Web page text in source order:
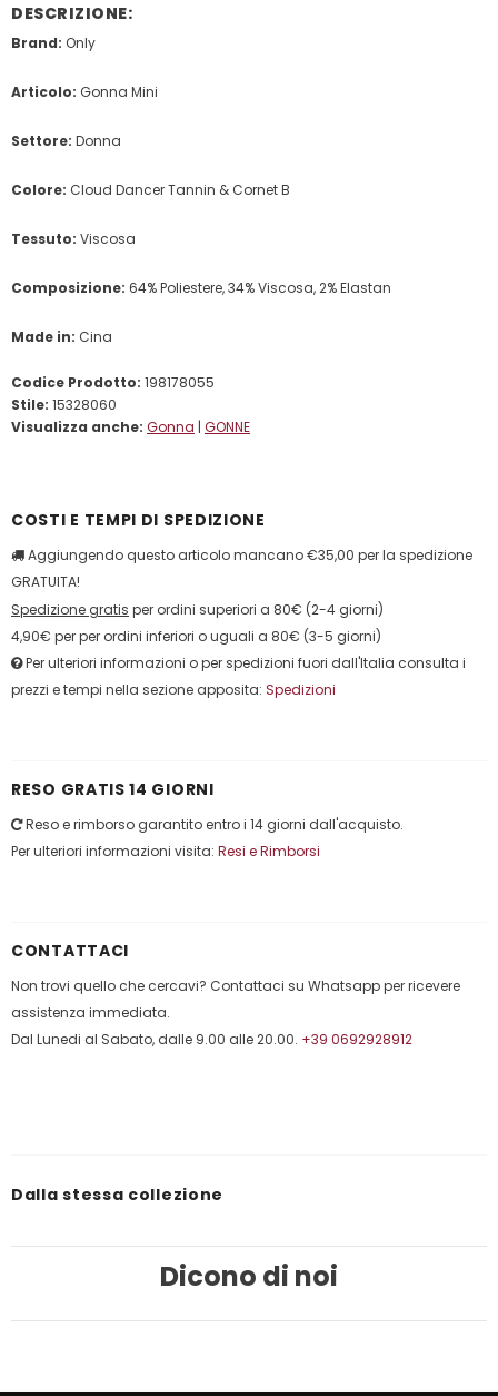
DESCRIZIONE:
Brand: Only
Articolo: Gonna Mini
Settore: Donna
Colore: Cloud Dancer Tannin & Cornet B
Tessuto: Viscosa
Composizione: 64% Poliestere, 34% Viscosa, 2% Elastan
Made in: Cina
Codice Prodotto: 198178055
Stile: 15328060
Visualizza anche: Gonna | GONNE
COSTI E TEMPI DI SPEDIZIONE
Aggiungendo questo articolo mancano €35,00 per la spedizione
GRATUITA!
Spedizione gratis per ordini superiori a 80€ (2-4 giorni)
4,90€ per per ordini inferiori o uguali a 80€ (3-5 giorni)
Per ulteriori informazioni o per spedizioni fuori dall'Italia consulta i
prezzi e tempi nella sezione apposita: Spedizioni
RESO GRATIS 14 GIORNI
Reso e rimborso garantito entro i 14 giorni dall'acquisto.
Per ulteriori informazioni visita: Resi e Rimborsi
CONTATTACI
Non trovi quello che cercavi? Contattaci su Whatsapp per ricevere
assistenza immediata.
Dal Lunedi al Sabato, dalle 9.00 alle 20.00. +39 0692928912
Dalla stessa collezione
Dicono di noi